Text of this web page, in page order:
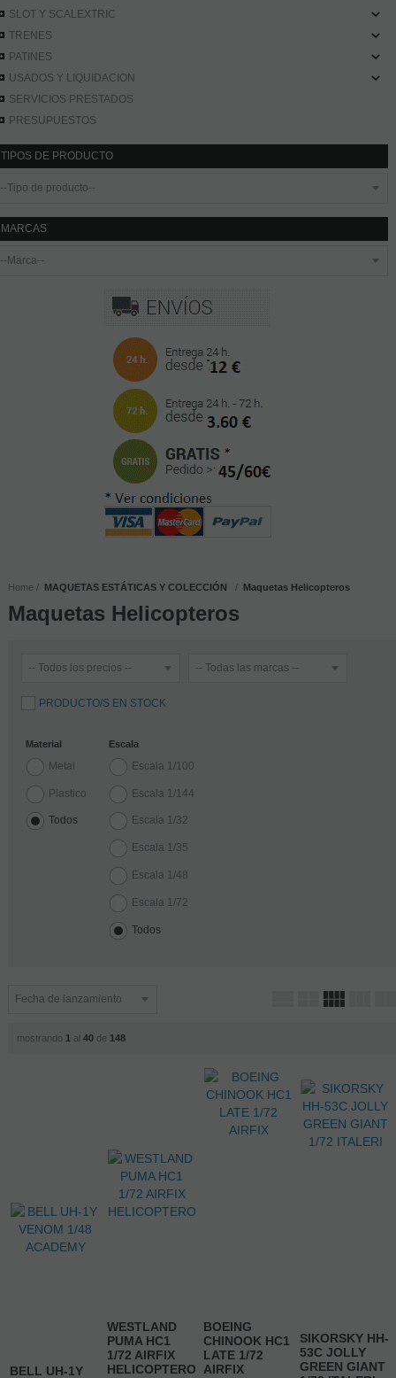
SLOT Y SCALEXTRIC
TRENES
PATINES
USADOS Y LIQUIDACION
SERVICIOS PRESTADOS
PRESUPUESTOS
TIPOS DE PRODUCTO
MARCAS
Home MAQUETAS ESTÁTICAS Y COLECCIÓN Maquetas Helicopteros
Maquetas Helicopteros
PRODUCTO/S EN STOCK
Material
Metal
Plastico
Todos
Escala
Escala 1/100
Escala 1/144
Escala 1/32
Escala 1/35
Escala 1/48
Escala 1/72
Todos
mostrando 1 al 40de 148
BELL UH-1Y
WESTLAND
PUMA HC1
1/72 AIRFIX
HELICOPTERO
BOEING
CHINOOK HC1
LATE 1/72
AIRFIX
SIKORSKY HH-
53C JOLLY
GREEN GIANT